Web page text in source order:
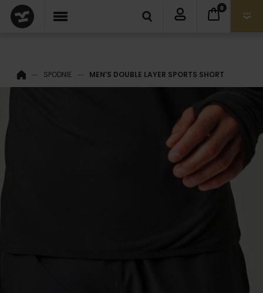
0
SPODNIE MEN’S DOUBLE LAYER SPORTS SHORT